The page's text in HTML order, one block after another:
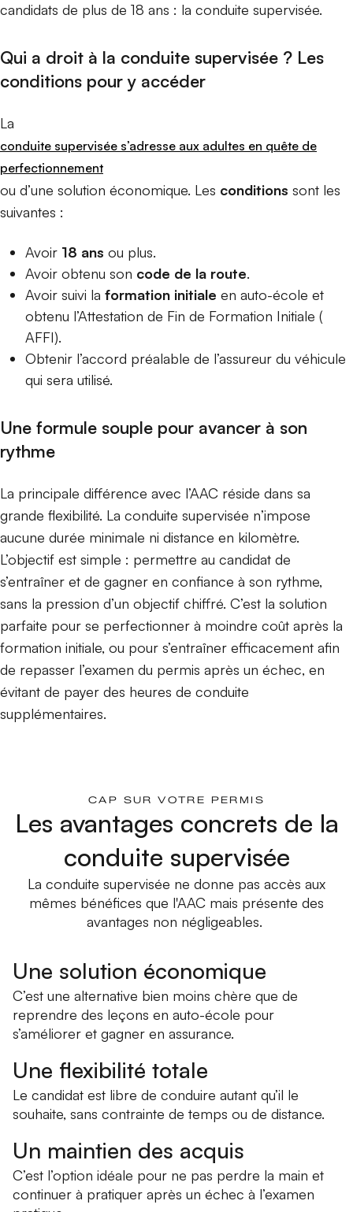
candidats de plus de 18 ans : la conduite supervisée.
Qui a droit à la conduite supervisée ? Les
conditions pour y accéder
La
conduite supervisée s’adresse aux adultes en quête de
perfectionnement
ou d’une solution économique. Les conditions sont les
suivantes :
Avoir 18 ans ou plus.
Avoir obtenu son code de la route.
Avoir suivi la formation initiale en auto-école et
obtenu l’Attestation de Fin de Formation Initiale (
AFFI).
Obtenir l’accord préalable de l’assureur du véhicule
qui sera utilisé.
Une formule souple pour avancer à son
rythme
La principale différence avec l’AAC réside dans sa
grande flexibilité. La conduite supervisée n’impose
aucune durée minimale ni distance en kilomètre.
L’objectif est simple : permettre au candidat de
s’entraîner et de gagner en confiance à son rythme,
sans la pression d’un objectif chiffré. C’est la solution
parfaite pour se perfectionner à moindre coût après la
formation initiale, ou pour s’entraîner efficacement afin
de repasser l’examen du permis après un échec, en
évitant de payer des heures de conduite
supplémentaires.
CAP SUR VOTRE PERMIS
Les avantages concrets de la
conduite supervisée
La conduite supervisée ne donne pas accès aux
mêmes bénéfices que l'AAC mais présente des
avantages non négligeables.
Une solution économique
C’est une alternative bien moins chère que de
reprendre des leçons en auto-école pour
s’améliorer et gagner en assurance.
Une flexibilité totale
Le candidat est libre de conduire autant qu’il le
souhaite, sans contrainte de temps ou de distance.
Un maintien des acquis
C’est l’option idéale pour ne pas perdre la main et
continuer à pratiquer après un échec à l’examen